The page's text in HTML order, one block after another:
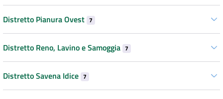
Distretto Pianura Ovest 7
Distretto Reno, Lavino e Samoggia 7
Distretto Savena Idice 7